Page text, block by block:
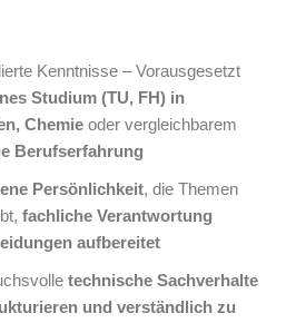
Kenntnisse – Vorausgesetzt
Studium (TU, FH) in
Chemie oder vergleichbarem
Berufserfahrung
Persönlichkeit, die Themen
fachliche Verantwortung
aufbereitet
technische Sachverhalte
und verständlich zu